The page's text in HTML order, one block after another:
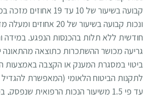
קבועה בשיעור של 10 עד 19
ונכות קבועה בשיעור של 20
חודשית ללא תלות בהכנסות הנפגע. במידה
גריעה מכושר ההשתכרות כתוצאה מהתאונה
לתקנות הביטוח הלאומי (המאפשרת להגדיל
עד פי 1.5 משיעור הנכות הרפואית